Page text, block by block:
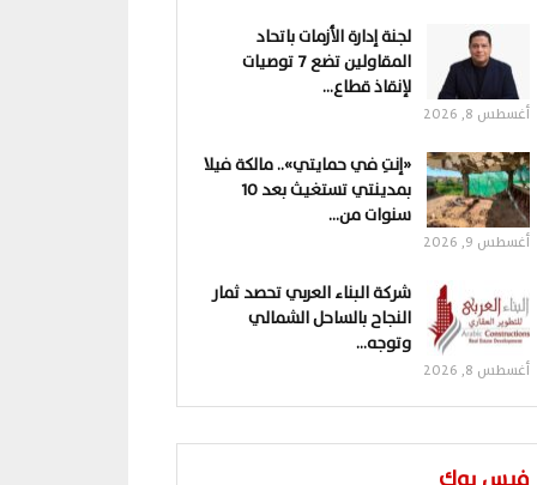
لجنة إدارة الأزمات باتحاد
المقاولين تضع 7 توصيات
لإنقاذ قطاع…
أغسطس 8, 2026
«إنتِ في حمايتي».. مالكة فيلا
بمدينتي تستغيث بعد 10
سنوات من…
أغسطس 9, 2026
شركة البناء العربي تحصد ثمار
النجاح بالساحل الشمالي
وتوجه…
أغسطس 8, 2026